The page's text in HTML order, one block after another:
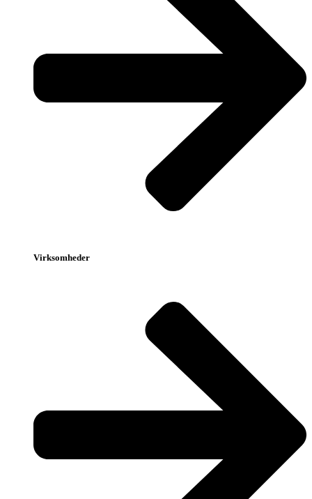
Virksomheder